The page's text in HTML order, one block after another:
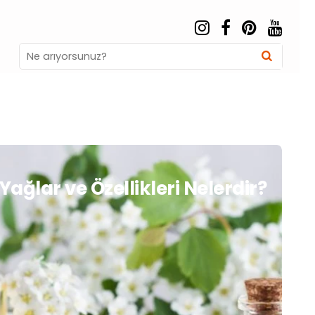
Search
for:
ve Özellikleri Nelerdir?